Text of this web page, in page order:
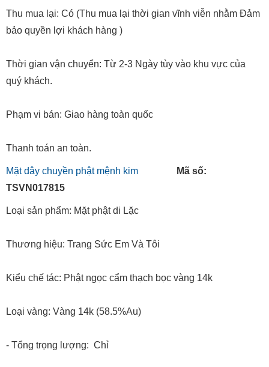
Thu mua lại: Có (Thu mua lại thời gian vĩnh viễn nhằm Đảm
bảo quyền lợi khách hàng )
Thời gian vận chuyển: Từ 2-3 Ngày tùy vào khu vực của
quý khách.
Phạm vi bán: Giao hàng toàn quốc
Thanh toán an toàn.
Mặt dây chuyền phật mệnh kim Mã số:
TSVN017815
Loại sản phẩm: Mặt phật di Lặc
Thương hiệu: Trang Sức Em Và Tôi
Kiểu chế tác: Phật ngọc cẩm thạch bọc vàng 14k
Loại vàng: Vàng 14k (58.5%Au)
- Tổng trọng lượng: Chỉ